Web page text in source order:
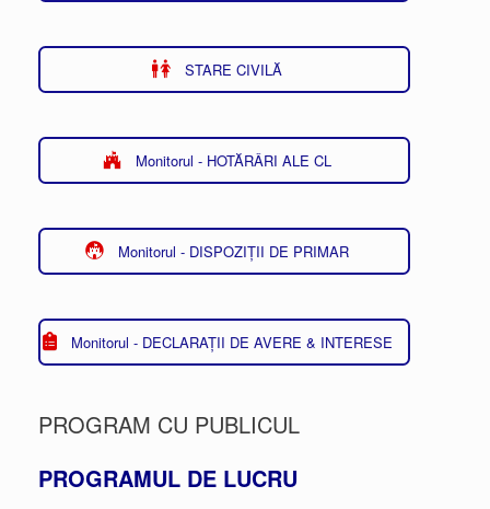
STARE CIVILĂ
Monitorul - HOTĂRÂRI ALE CL
Monitorul - DISPOZIȚII DE PRIMAR
Monitorul - DECLARAȚII DE AVERE & INTERESE
PROGRAM CU PUBLICUL
PROGRAMUL DE LUCRU